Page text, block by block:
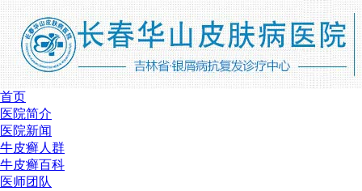
首页
医院简介
医院新闻
牛皮癣人群
牛皮癣百科
医师团队